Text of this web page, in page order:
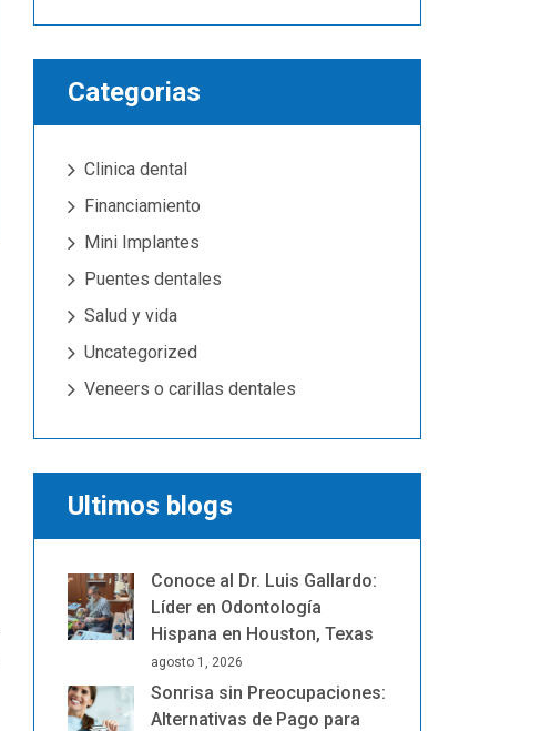
Categorias
Clinica dental
Financiamiento
Mini Implantes
Puentes dentales
Salud y vida
Uncategorized
Veneers o carillas dentales
Ultimos blogs
Conoce al Dr. Luis Gallardo:
Líder en Odontología
Hispana en Houston, Texas
agosto 1, 2026
Sonrisa sin Preocupaciones:
Alternativas de Pago para